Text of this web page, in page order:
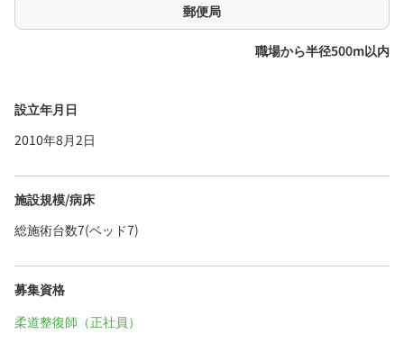
郵便局
職場から半径500m以内
設立年月日
2010年8月2日
施設規模/病床
総施術台数7(ベッド7)
募集資格
柔道整復師（正社員）